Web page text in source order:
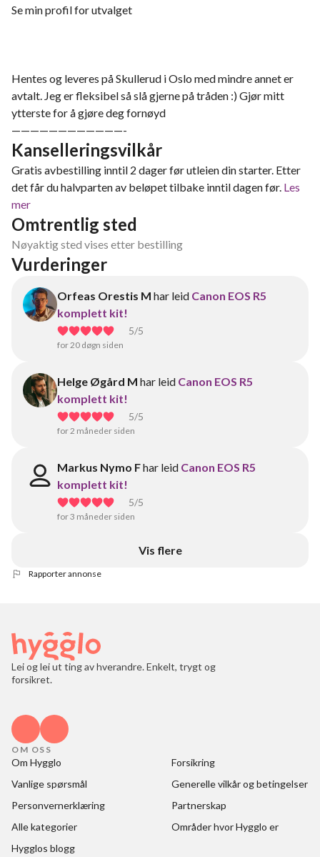
Se min profil for utvalget
Hentes og leveres på Skullerud i Oslo med mindre annet er
avtalt. Jeg er fleksibel så slå gjerne på tråden :) Gjør mitt
ytterste for å gjøre deg fornøyd
————————————-
Kanselleringsvilkår
Gratis avbestilling inntil 2 dager før utleien din starter. Etter
det får du halvparten av beløpet tilbake inntil dagen før. Les
mer
Omtrentlig sted
Nøyaktig sted vises etter bestilling
Vurderinger
Orfeas Orestis M har leid Canon EOS R5
komplett kit!
5/5
for 20 døgn siden
Helge Øgård M har leid Canon EOS R5
komplett kit!
5/5
for 2 måneder siden
Markus Nymo Fhar leid Canon EOS R5
komplett kit!
5/5
for 3 måneder siden
Vis flere
Rapporter annonse
Lei og lei ut ting av hverandre. Enkelt, trygt og
forsikret.
OM OSS
Om Hygglo
Forsikring
Vanlige spørsmål
Generelle vilkår og betingelser
Personvernerklæring
Partnerskap
Alle kategorier
Områder hvor Hygglo er
Hygglos blogg